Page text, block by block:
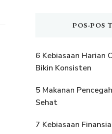
POS-POS
6 Kebiasaan Harian
Bikin Konsisten
5 Makanan
Sehat
7 Kebiasaan